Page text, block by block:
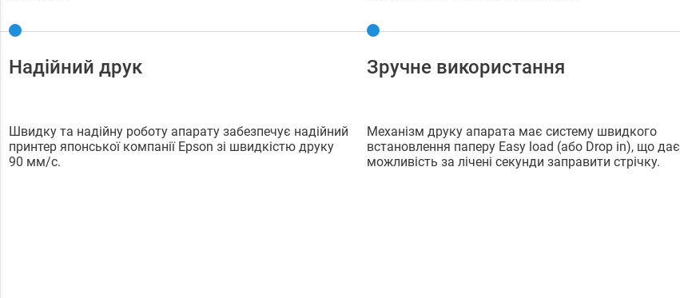
Надійний друк
Швидку та надійну роботу апарату забезпечує надійний
принтер японської компанії Epson зі швидкістю друку
90 мм/с.
Зручне використання
Механізм друку апарата має систему швидкого
встановлення паперу Easy load (або Drop in), що дає
можливість за лічені секунди заправити стрічку.